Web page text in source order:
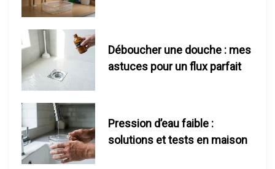
n
d
s
Déboucher une douche : mes
astuces pour un flux parfait
Pression d’eau faible :
solutions et tests en maison